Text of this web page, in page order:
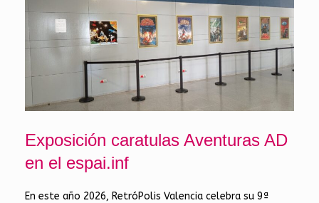
Exposición caratulas Aventuras AD
en el espai.inf
En este año 2026, RetróPolis Valencia celebra su 9ª